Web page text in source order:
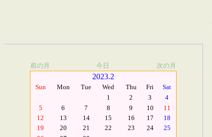
前の月 今日 次の月
2023.2
Sun Mon Tue Wed Thu Fri
Sat
1
2 3
4
5
6 7 8 9 10
11
12
13 14 15 16 17
18
19
20 21 22 23 24
25